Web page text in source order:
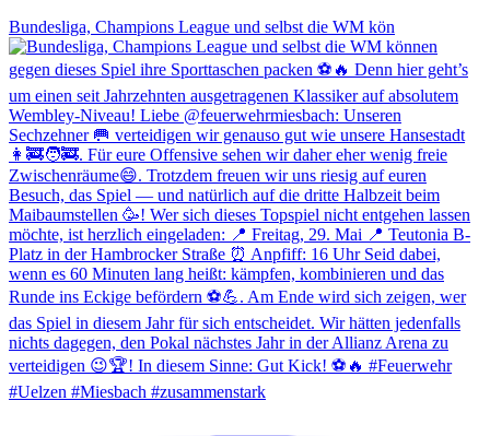
Bundesliga, Champions League und selbst die WM kön